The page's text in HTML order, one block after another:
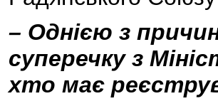
– Однією з
суперечку з
хто має